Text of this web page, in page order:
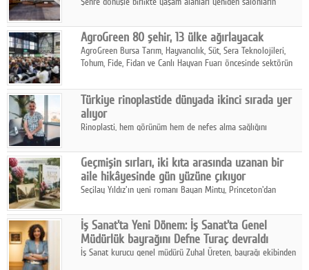
sonbaharın tasarım kodlarını açıklıyor.
AgroGreen 80 şehir, 13 ülke ağırlayacak
AgroGreen Bursa Tarım, Hayvancılık, Süt, Sera Teknolojileri,
Tohum, Fide, Fidan ve Canlı Hayvan Fuarı öncesinde sektörün
Türkiye rinoplastide dünyada ikinci sırada yer
alıyor
Rinoplasti, hem görünüm hem de nefes alma sağlığını
biri konumunda.
Geçmişin sırları, iki kıta arasında uzanan bir
aile hikâyesinde gün yüzüne çıkıyor
Seçilay Yıldız'ın yeni romanı Bayan Minty, Princeton'dan
katmanlı bir aile hikâyesi anlatıyor.
İş Sanat'ta Yeni Dönem: İş Sanat'ta Genel
Müdürlük bayrağını Defne Turaç devraldı
İş Sanat kurucu genel müdürü Zuhal Üreten, bayrağı ekibinden